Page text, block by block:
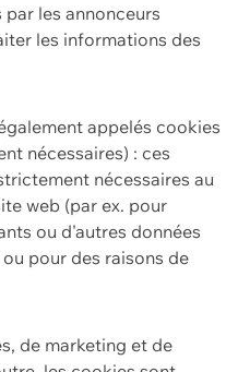
les annonceurs
les informations des
appelés cookies
nécessaires) : ces
nécessaires au
web (par ex. pour
ou d'autres données
pour des raisons de
de marketing et de